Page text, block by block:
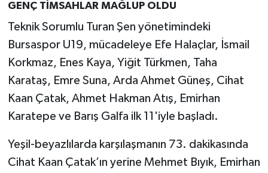
GENÇ TİMSAHLAR MAĞLUP OLDU
Teknik Sorumlu Turan Şen yönetimindeki
Bursaspor U19, mücadeleye Efe Halaçlar, İsmail
Korkmaz, Enes Kaya, Yiğit Türkmen, Taha
Karataş, Emre Suna, Arda Ahmet Güneş, Cihat
Kaan Çatak, Ahmet Hakman Atış, Emirhan
Karatepe ve Barış Galfa ilk 11'iyle başladı.
Yeşil-beyazlılarda karşılaşmanın 73. dakikasında
Cihat Kaan Çatak’ın yerine Mehmet Bıyık, Emirhan